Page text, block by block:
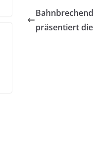
präsentiert